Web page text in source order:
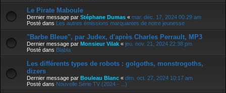
Le Pirate Maboule
Dernier message par Stéphane Dumas « mar. déc. 17, 2024 00:29 am
Posté dans Les autres émissions marquantes de notre jeunesse
"Barbe Bleue", par Judex, d'après Charles Perrault, MP3
Dernier message par Monsieur Vilak « jeu. nov. 21, 2024 22:38 pm
Posté dans Blabla
Les différents types de robots : golgoths, monstrogoths,
dizers
Dernier message par Bouleau Blanc « dim. oct. 27, 2024 10:17 am
Posté dans Nouvelle Série TV (2024 - ...)